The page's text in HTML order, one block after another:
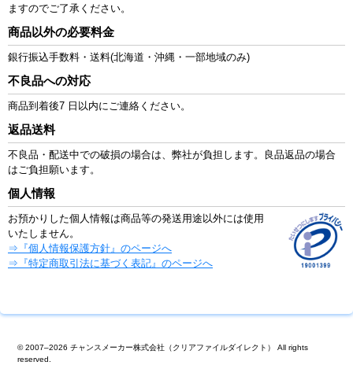
ますのでご了承ください。
商品以外の必要料金
銀行振込手数料・送料(北海道・沖縄・一部地域のみ)
不良品への対応
商品到着後7 日以内にご連絡ください。
返品送料
不良品・配送中での破損の場合は、弊社が負担します。良品返品の場合
はご負担願います。
個人情報
お預かりした個人情報は商品等の発送用途以外には使用
いたしません。
⇒『個人情報保護方針』のページへ
⇒『特定商取引法に基づく表記』のページへ
© 2007–2026 チャンスメーカー株式会社（クリアファイルダイレクト） All rights
reserved.